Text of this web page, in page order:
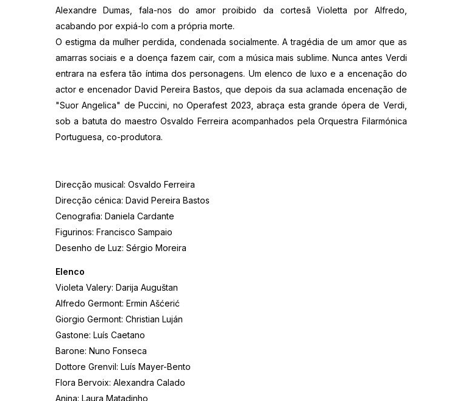
Alexandre Dumas, fala-nos do amor proibido da cortesã Violetta por Alfredo,
acabando por expiá-lo com a própria morte.
O estigma da mulher perdida, condenada socialmente. A tragédia de um amor que as
amarras sociais e a doença fazem cair, com a música mais sublime. Nunca antes Verdi
entrara na esfera tão íntima dos personagens. Um elenco de luxo e a encenação do
actor e encenador David Pereira Bastos, que depois da sua aclamada encenação de
"Suor Angelica" de Puccini, no Operafest 2023, abraça esta grande ópera de Verdi,
sob a batuta do maestro Osvaldo Ferreira acompanhados pela Orquestra Filarmónica
Portuguesa, co-produtora.
Direcção musical: Osvaldo Ferreira
Direcção cénica: David Pereira Bastos
Cenografia: Daniela Cardante
Figurinos: Francisco Sampaio
Desenho de Luz: Sérgio Moreira
Elenco
Violeta Valery: Darija Auguštan
Alfredo Germont: Ermin Ašćerić
Giorgio Germont: Christian Luján
Gastone: Luís Caetano
Barone: Nuno Fonseca
Dottore Grenvil: Luís Mayer-Bento
Flora Bervoix: Alexandra Calado
Anina: Laura Matadinho